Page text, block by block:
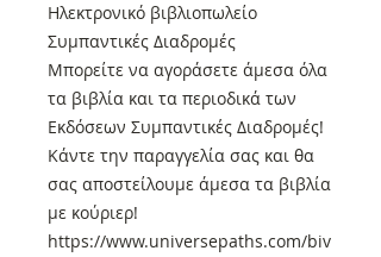
Ηλεκτρονικό βιβλιοπωλείο
Συμπαντικές Διαδρομές
Μπορείτε να αγοράσετε άμεσα όλα
τα βιβλία και τα περιοδικά των
Εκδόσεων Συμπαντικές Διαδρομές!
Κάντε την παραγγελία σας και θα
σας αποστείλουμε άμεσα τα βιβλία
με κούριερ!
https://www.universepaths.com/biv